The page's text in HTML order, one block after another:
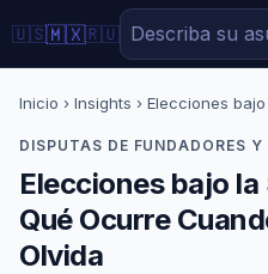
🇺🇸🇲🇽🇷🇺
Inicio › Insights › Elecciones
DISPUTAS DE FUNDADORES
Elecciones bajo
Qué Ocurre
Olvida